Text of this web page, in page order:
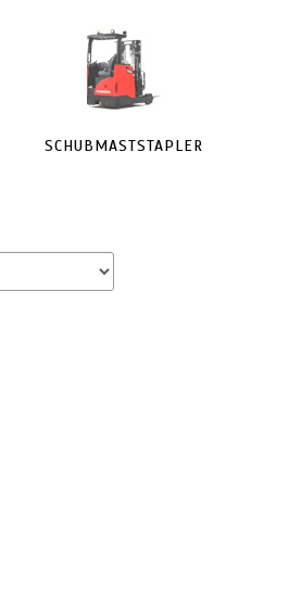
SCHUBMASTSTAPLER